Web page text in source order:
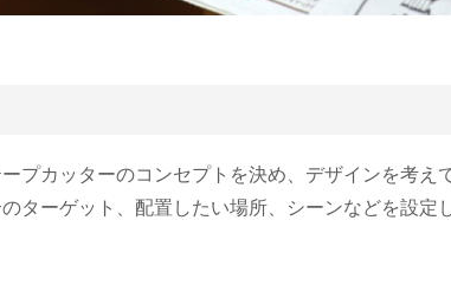
プカッターのコンセプトを決め、デザインを考え
ターゲット、配置したい場所、シーンなどを設定